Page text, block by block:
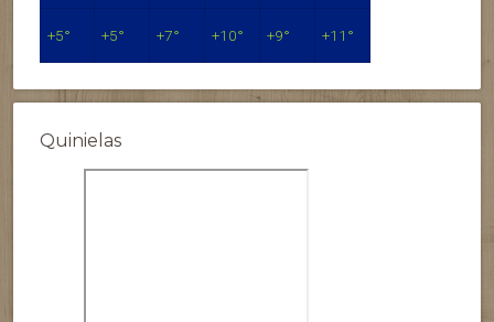
+5° +5° +7° +10° +9° +11°
Quinielas